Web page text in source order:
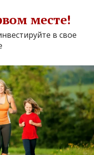
месте!
в свое